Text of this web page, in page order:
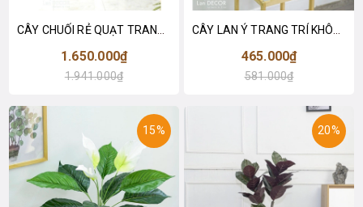
1.650.000₫
1.941.000₫
465.000₫
581.000₫
15% 20%